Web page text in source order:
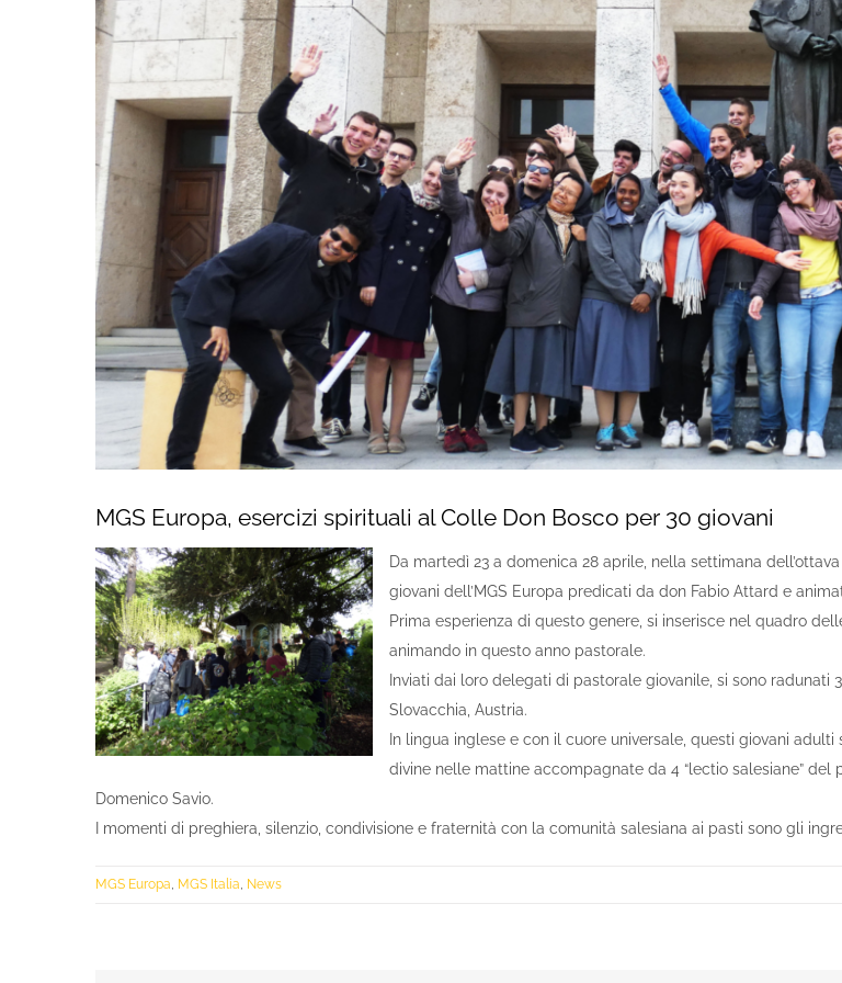
MGS Europa, esercizi spirituali al Colle Don Bosco per 30 giovani
Da martedì 23 a domenica 28 aprile, nella settimana
giovani dell’MGS Europa predicati da don Fabio Attard e
Prima esperienza di questo genere, si inserisce nel quadro
animando in questo anno pastorale.
Inviati dai loro delegati di pastorale giovanile, si sono radunati
Slovacchia, Austria.
In lingua inglese e con il cuore universale, questi giovani
divine nelle mattine accompagnate da 4 “lectio salesiane”
Domenico Savio.
I momenti di preghiera, silenzio, condivisione e fraternità con la comunità salesiana ai pasti sono gli
MGS Europa, MGS Italia, News